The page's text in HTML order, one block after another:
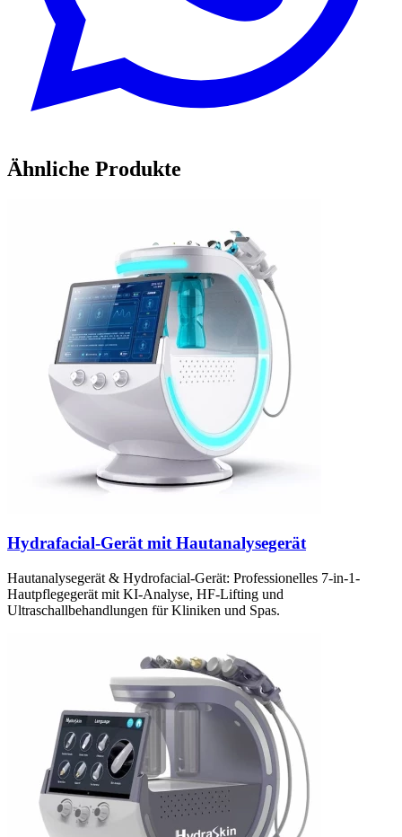
Ähnliche Produkte
Hydrafacial-Gerät mit Hautanalysegerät
Hautanalysegerät & Hydrofacial-Gerät: Professionelles 7-in-1-
Hautpflegegerät mit KI-Analyse, HF-Lifting und
Ultraschallbehandlungen für Kliniken und Spas.